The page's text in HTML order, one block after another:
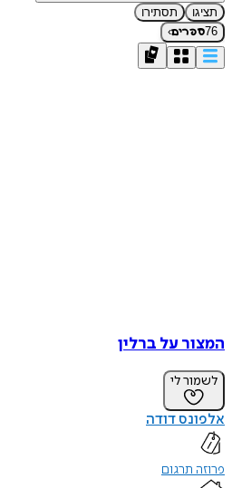
תציגו
תסתירו
76ספרים›
המצור על ברלין
לשמור לי
אלפונס דודה
פרוזה תרגום